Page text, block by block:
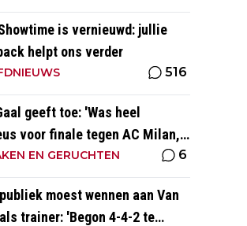
is vernieuwd: jullie
helpt ons verder
516
geeft toe: 'Was heel
voor finale tegen AC Milan,
ze zich zouden aanpassen'
EN GERUCHTEN 6
moest wennen aan Van
trainer: 'Begon 4-4-2 te